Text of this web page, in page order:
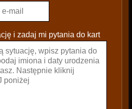
i zadaj mi pytania do kart